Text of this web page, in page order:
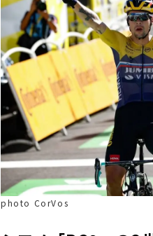
photo CorVos